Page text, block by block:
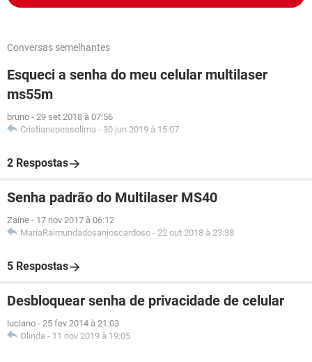
Conversas semelhantes
Esqueci a senha do meu celular multilaser
ms55m
bruno - 29 set 2018 à 07:56
Cristianepessolima - 30 jun 2019 à 15:07
2 Respostas
Senha padrão do Multilaser MS40
Zaine - 17 nov 2017 à 06:12
MariaRaimundadosanjoscardoso - 22 out 2018 à 23:38
5 Respostas
Desbloquear senha de privacidade de celular
luciano - 25 fev 2014 à 21:03
Olinda - 11 nov 2019 à 19:05